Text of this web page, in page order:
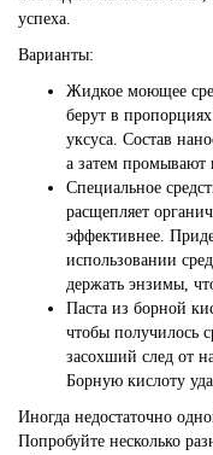
успеха.
Варианты:
Жидкое моющее
берут в
уксуса. Состав
а затем промывают
Специальное
расщепляет
эффективнее.
использовании
держать энзимы,
Паста из борной
чтобы получилось
засохший след от
Борную кислоту
Иногда недостаточно
Попробуйте несколько